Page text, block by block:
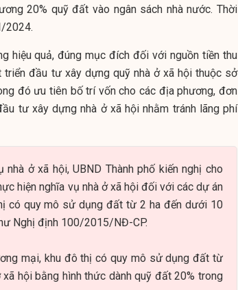
20% quỹ đất vào ngân sách nhà nước. Thời
2024.
hiệu quả, đúng mục đích đối với nguồn tiền thu
đầu tư xây dựng quỹ nhà ở xã hội thuộc sở
đó ưu tiên bố trí vốn cho các địa phương, đơn
tư xây dựng nhà ở xã hội nhằm tránh lãng phí
ở xã hội, UBND Thành phố kiến nghị cho
hiện nghĩa vụ nhà ở xã hội đối với các dự án
có quy mô sử dụng đất từ 2 ha đến dưới 10
Nghị định 100/2015/NĐ-CP.
mại, khu đô thị có quy mô sử dụng đất từ
hội bằng hình thức dành quỹ đất 20% trong